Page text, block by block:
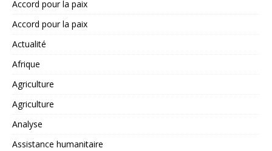
Accord pour la paix
Accord pour la paix
Actualité
Afrique
Agriculture
Agriculture
Analyse
Assistance humanitaire